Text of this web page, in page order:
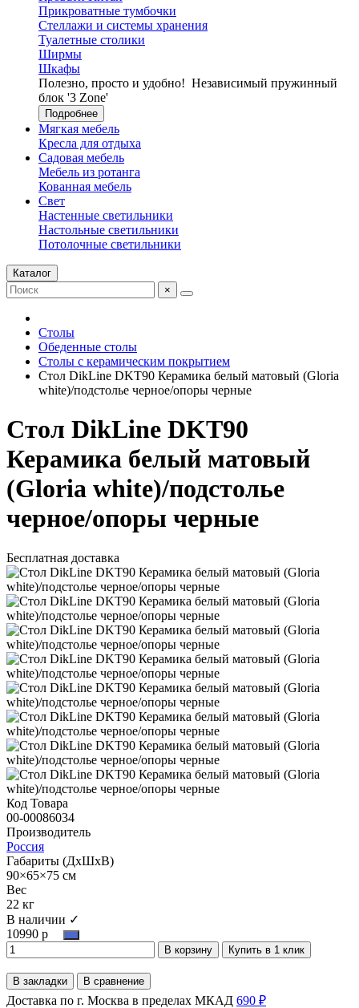
Прикроватные тумбочки
Стеллажи и системы хранения
Туалетные столики
Ширмы
Шкафы
Полезно, просто и удобно! Независимый пружинный
блок '3 Zone'
Подробнее
Мягкая мебель
Кресла для отдыха
Садовая мебель
Мебель из ротанга
Кованная мебель
Свет
Настенные светильники
Настольные светильники
Потолочные светильники
Каталог
×
Столы
Обеденные столы
Столы с керамическим покрытием
Стол DikLine DKT90 Керамика белый матовый (Gloria
white)/подстолье черное/опоры черные
Стол DikLine DKT90
Керамика белый матовый
(Gloria white)/подстолье
черное/опоры черные
Бесплатная доставка
Код Товара
00-00086034
Производитель
Россия
Габариты (ДхШхВ)
90×65×75 см
Вес
22 кг
В наличии ✓
10990 р
В корзину Купить в 1 клик
В закладки В сравнение
Доставка по г. Москва в пределах МКАД 690 ₽